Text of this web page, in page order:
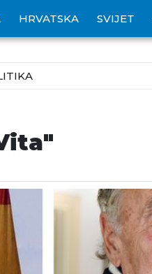
HRVATSKA SVIJET